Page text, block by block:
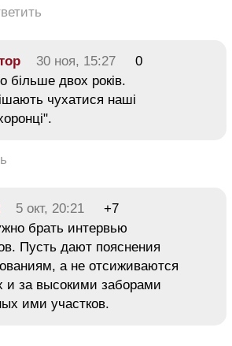
30 ноя, 15:27
0
більше двох років.
чухатися наші
5 окт, 20:21
+7
брать интервью
Пусть дают пояснения
а не отсиживаются
и за высокими заборами
ими участков.